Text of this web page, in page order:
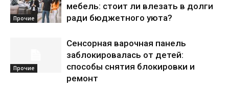
Прочие
мебель: стоит ли влезать в долги
ради бюджетного уюта?
Прочие
Сенсорная варочная панель
заблокировалась от детей:
способы снятия блокировки и
ремонт